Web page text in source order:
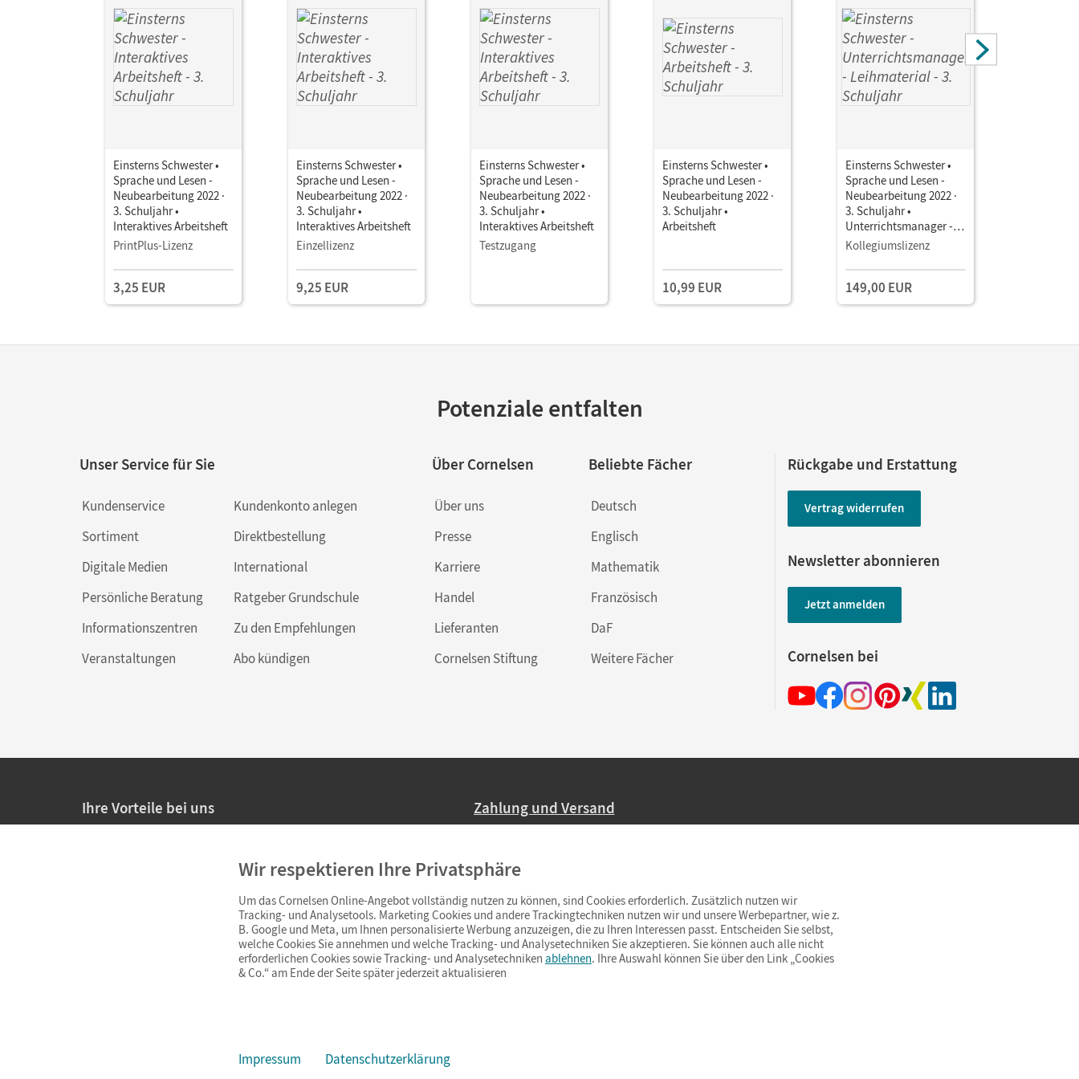
Einsterns Schwester •
Sprache und Lesen -
Neubearbeitung 2022 ·
3. Schuljahr •
Interaktives Arbeitsheft
PrintPlus-Lizenz
3,25 EUR
Einsterns Schwester •
Sprache und Lesen -
Neubearbeitung 2022 ·
3. Schuljahr •
Interaktives Arbeitsheft
Einzellizenz
9,25 EUR
Einsterns Schwester •
Sprache und Lesen -
Neubearbeitung 2022 ·
3. Schuljahr •
Interaktives Arbeitsheft
Testzugang
Einsterns Schwester •
Sprache und Lesen -
Neubearbeitung 2022 ·
3. Schuljahr •
Arbeitsheft
10,99 EUR
Einsterns Schwester •
Sprache und Lesen -
Neubearbeitung 2022 ·
3. Schuljahr •
Unterrichtsmanager -
Leihmaterial E-Book
Lehrkräftematerialien
und Planungstools
Kollegiumslizenz
149,00 EUR
Potenziale entfalten
Unser Service für Sie
Kundenservice
Sortiment
Digitale Medien
Persönliche Beratung
Informationszentren
Veranstaltungen
Kundenkonto anlegen
Direktbestellung
International
Ratgeber Grundschule
Zu den Empfehlungen
Abo kündigen
Über Cornelsen
Über uns
Presse
Karriere
Handel
Lieferanten
Cornelsen Stiftung
Beliebte Fächer
Deutsch
Englisch
Mathematik
Französisch
DaF
Weitere Fächer
Rückgabe und Erstattung
Vertrag widerrufen
Newsletter abonnieren
Jetzt anmelden
Cornelsen bei
Ihre Vorteile bei uns
Persönliche Angebote für Lehrkräfte
Sicheres Einkaufen mit SSL-Verschlüsselung
Widerrufsfristvon 4 Wochen
Schnelle und einfache Retourenabwicklung
Zahlung und Versand
Ab 59,– EUR Bestellwert liefern wir versandkostenfrei innerhalb Deutschlands
(Lieferung in 3–6 Tagen).
Barrierefreiheit Cookies & Co.
Wir respektieren Ihre Privatsphäre
Um das Cornelsen Online-Angebot vollständig nutzen zu können, sind Cookies erforderlich. Zusätzlich nutzen wir
Tracking- und Analysetools. Marketing Cookies und andere Trackingtechniken nutzen wir und unsere Werbepartner, wie z.
B. Google und Meta, um Ihnen personalisierte Werbung anzuzeigen, die zu Ihren Interessen passt. Entscheiden Sie selbst,
welche Cookies Sie annehmen und welche Tracking- und Analysetechniken Sie akzeptieren. Sie können auch alle nicht
erforderlichen Cookies sowie Tracking- und Analysetechniken ablehnen. Ihre Auswahl können Sie über den Link „Cookies
& Co.“ am Ende der Seite später jederzeit aktualisieren
Impressum Datenschutzerklärung